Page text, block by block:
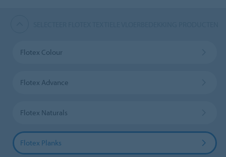
Flotex Colour
Flotex Advance
Flotex Naturals
Flotex Planks